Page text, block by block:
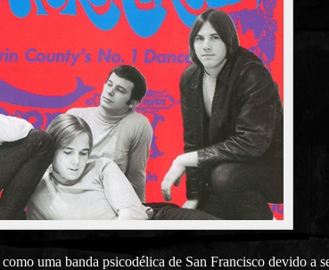
uma banda psicodélica de San Francisco devido a